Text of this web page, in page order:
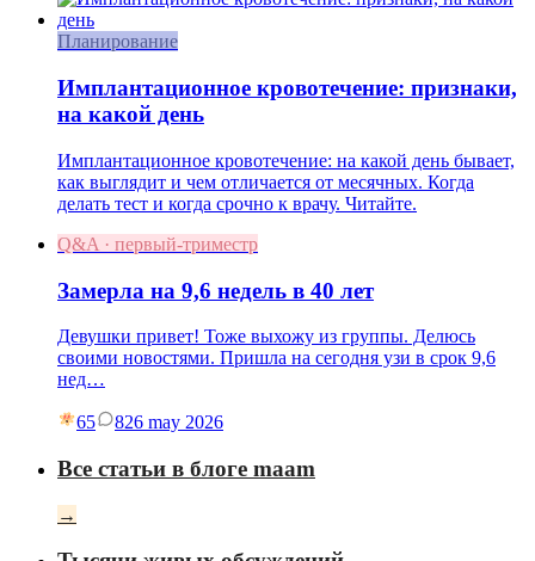
Планирование
Имплантационное кровотечение: признаки,
на какой день
Имплантационное кровотечение: на какой день бывает,
как выглядит и чем отличается от месячных. Когда
делать тест и когда срочно к врачу. Читайте.
Q&A · первый-триместр
Замерла на 9,6 недель в 40 лет
Девушки привет! Тоже выхожу из группы. Делюсь
своими новостями. Пришла на сегодня узи в срок 9,6
нед…
65 826 may 2026
Все статьи в блоге maam
→